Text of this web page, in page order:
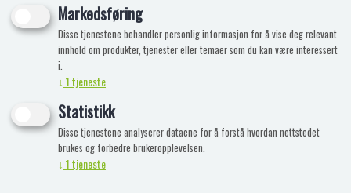
Markedsføring
Disse tjenestene behandler personlig informasjon for å vise deg relevant
innhold om produkter, tjenester eller temaer som du kan være interessert
i.
↓ 1tjeneste
Statistikk
Disse tjenestene analyserer dataene for å forstå hvordan nettstedet
brukes og forbedre brukeropplevelsen.
↓ 1tjeneste